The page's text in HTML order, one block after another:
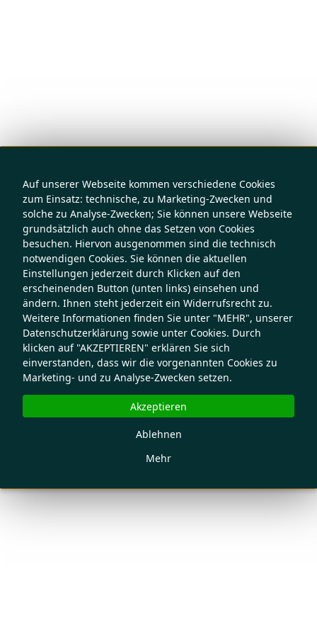
Auf unserer Webseite kommen verschiedene Cookies
zum Einsatz: technische, zu Marketing-Zwecken und
solche zu Analyse-Zwecken; Sie können unsere Webseite
grundsätzlich auch ohne das Setzen von Cookies
besuchen. Hiervon ausgenommen sind die technisch
notwendigen Cookies. Sie können die aktuellen
Einstellungen jederzeit durch Klicken auf den
erscheinenden Button (unten links) einsehen und
ändern. Ihnen steht jederzeit ein Widerrufsrecht zu.
Weitere Informationen finden Sie unter "MEHR", unserer
Datenschutzerklärung sowie unter Cookies. Durch
klicken auf "AKZEPTIEREN" erklären Sie sich
einverstanden, dass wir die vorgenannten Cookies zu
Marketing- und zu Analyse-Zwecken setzen.
Mehr
Ablehnen
Akzeptieren